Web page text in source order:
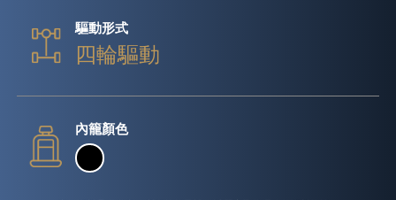
驅動形式
四輪驅動
內籠顏色